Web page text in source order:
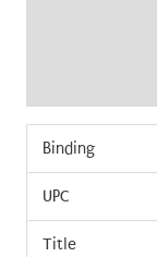
Binding
UPC
Title